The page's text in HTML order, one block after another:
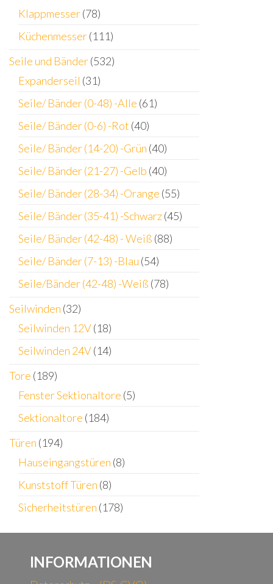
Klappmesser(78)
Küchenmesser(111)
Seile und Bänder(532)
Expanderseil (31)
Seile/ Bänder (0-48) -Alle (61)
Seile/ Bänder (0-6) -Rot (40)
Seile/ Bänder (14-20) -Grün (40)
Seile/ Bänder (21-27) -Gelb (40)
Seile/ Bänder (28-34) -Orange (55)
Seile/ Bänder (35-41) -Schwarz(45)
Seile/ Bänder (42-48) - Weiß (88)
Seile/ Bänder (7-13) -Blau (54)
Seile/Bänder (42-48) -Weiß (78)
Seilwinden (32)
Seilwinden 12V(18)
Seilwinden 24V(14)
Tore (189)
Fenster Sektionaltore (5)
Sektionaltore (184)
Türen (194)
Hauseingangstüren (8)
Kunststoff Türen (8)
Sicherheitstüren (178)
INFORMATIONEN